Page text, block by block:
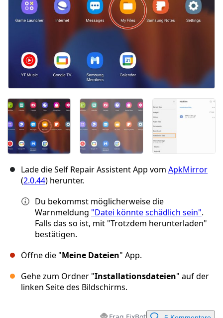
Lade die Self Repair Assistent App vom ApkMirror
(2.0.44) herunter.
Du bekommst möglicherweise die
Warnmeldung "Datei könnte schädlich sein".
Falls das so ist, mit "Trotzdem herunterladen"
bestätigen.
Öffne die "Meine Dateien" App.
Gehe zum Ordner "Installationsdateien" auf der
linken Seite des Bildschirms.